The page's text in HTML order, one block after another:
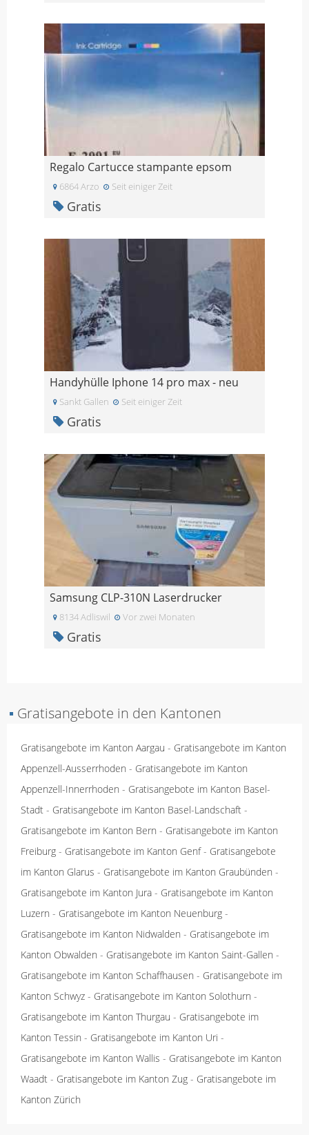
Regalo Cartucce stampante epsom
6864 Arzo Seit einiger Zeit
Gratis
Handyhülle Iphone 14 pro max - neu
Sankt Gallen Seit einiger Zeit
Gratis
Samsung CLP-310N Laserdrucker
8134 Adliswil Vor zwei Monaten
Gratis
▪ Gratisangebote in den Kantonen
Gratisangebote im Kanton Aargau - Gratisangebote im Kanton
Appenzell-Ausserrhoden - Gratisangebote im Kanton
Appenzell-Innerrhoden - Gratisangebote im Kanton Basel-
Stadt - Gratisangebote im Kanton Basel-Landschaft -
Gratisangebote im Kanton Bern - Gratisangebote im Kanton
Freiburg - Gratisangebote im Kanton Genf- Gratisangebote
im Kanton Glarus - Gratisangebote im Kanton Graubünden -
Gratisangebote im Kanton Jura - Gratisangebote im Kanton
Luzern - Gratisangebote im Kanton Neuenburg -
Gratisangebote im Kanton Nidwalden - Gratisangebote im
Kanton Obwalden - Gratisangebote im Kanton Saint-Gallen -
Gratisangebote im Kanton Schaffhausen - Gratisangebote im
Kanton Schwyz - Gratisangebote im Kanton Solothurn -
Gratisangebote im Kanton Thurgau - Gratisangebote im
Kanton Tessin - Gratisangebote im Kanton Uri -
Gratisangebote im Kanton Wallis - Gratisangebote im Kanton
Waadt - Gratisangebote im Kanton Zug - Gratisangebote im
Kanton Zürich